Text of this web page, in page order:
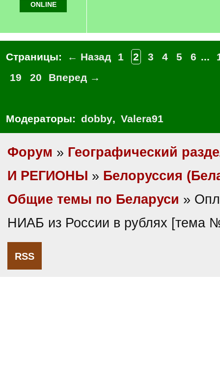
ONLINE
Страницы: ← Назад 1 2 3 4 5 6 ...
19
20 Вперед →
Модераторы: dobby, Valera91
Форум » Географический
И РЕГИОНЫ » Белоруссия
Общие темы по Беларуси »
НИАБ из России в рублях [тема
RSS